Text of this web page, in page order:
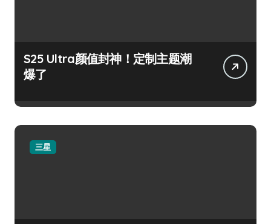
S25 Ultra颜值封神！定制主题潮
爆了
三星